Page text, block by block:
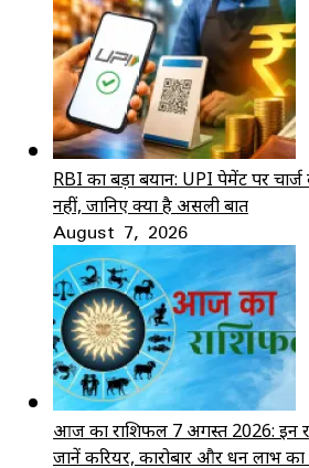
RBI का बड़ा बयान: UPI पेमेंट पर
नहीं, जानिए क्या है असली बात
August 7, 2026
आज का राशिफल 7 अगस्त 2026: इन
जानें करियर, कारोबार और धन लाभ का